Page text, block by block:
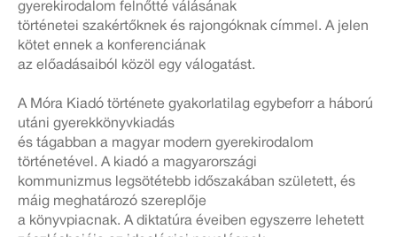
gyerekirodalom felnőtté válásának
történetei szakértőknek és rajongóknak címmel. A jelen
kötet ennek a konferenciának
az előadásaiból közöl egy válogatást.
A Móra Kiadó története gyakorlatilag egybeforr a háború
utáni gyerekkönyvkiadás
és tágabban a magyar modern gyerekirodalom
történetével. A kiadó a magyarországi
kommunizmus legsötétebb időszakában született, és
máig meghatározó szereplője
a könyvpiacnak. A diktatúra éveiben egyszerre lehetett